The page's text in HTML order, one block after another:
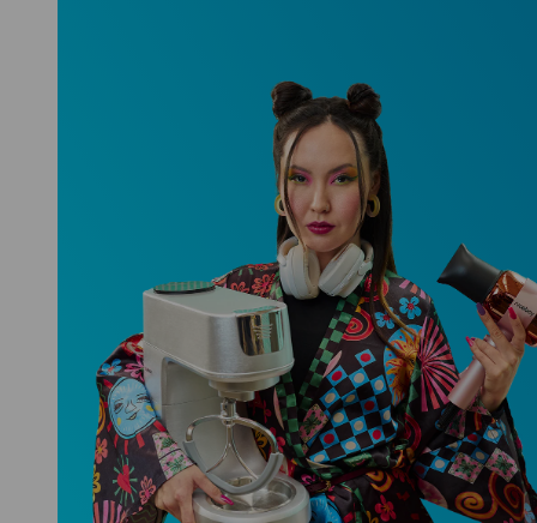
Niceboy ONE Ultra
Hlídá ti zdraví, spánek i pohyb a ještě
k tomu platí.